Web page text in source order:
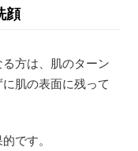
顔
方は、肌のターン
肌の表面に残って
です。